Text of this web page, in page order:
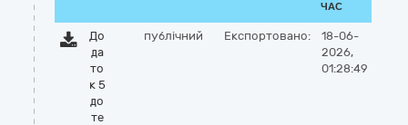
ЧАС
До
да
то
к 5
до
те
публічний Експортовано:
18-06-
2026,
01:28:49